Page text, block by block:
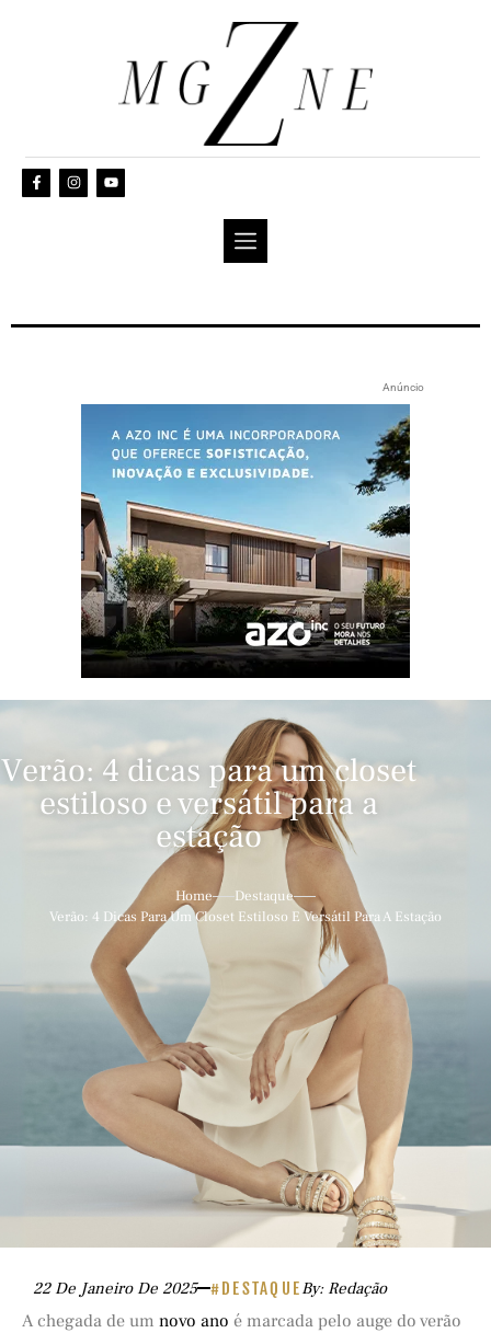
Anúncio
Verão: 4 dicas para um closet
estiloso e versátil para a
estação
Home
Destaque
Verão: 4 Dicas Para Um Closet Estiloso E Versátil Para A Estação
22 De Janeiro De 2025 #DESTAQUEBy: Redação
A chegada de um novo ano é marcada pelo auge do verão